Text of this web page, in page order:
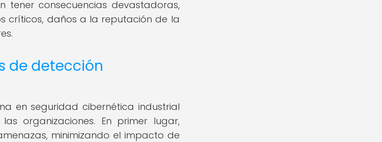
consecuencias devastadoras,
críticos, daños a la reputación de la
de detección
en seguridad cibernética industrial
organizaciones. En primer lugar,
minimizando el impacto de